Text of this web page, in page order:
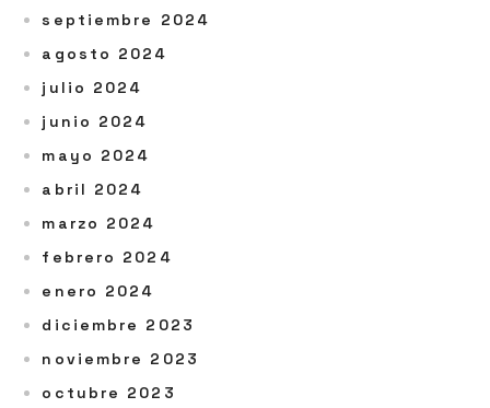
septiembre 2024
agosto 2024
julio 2024
junio 2024
mayo 2024
abril 2024
marzo 2024
febrero 2024
enero 2024
diciembre 2023
noviembre 2023
octubre 2023